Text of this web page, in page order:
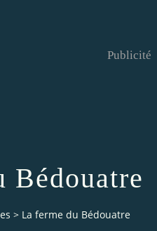
Publicité
Bédouatre
> La ferme du Bédouatre